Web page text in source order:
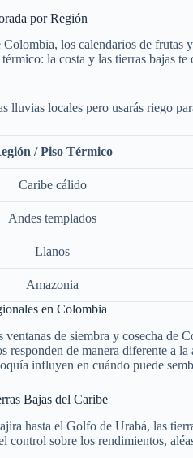
por Región
los calendarios de frutas
la costa y las tierras bajas
lluvias locales pero usarás riego
/ Piso Térmico
Caribe cálido
Andes templados
Llanos
Amazonia
en Colombia
de siembra y cosecha de
responden de manera diferente a
influyen en cuándo puede
Bajas del Caribe
hasta el Golfo de Urabá, las
control sobre los rendimientos,